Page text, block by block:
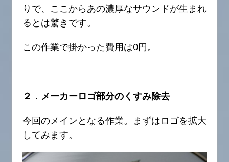
りで、ここからあの濃厚なサウンドが生まれ
るとは驚きです。
この作業で掛かった費用は0円。
２．メーカーロゴ部分のくすみ除去
今回のメインとなる作業。まずはロゴを拡大
してみます。